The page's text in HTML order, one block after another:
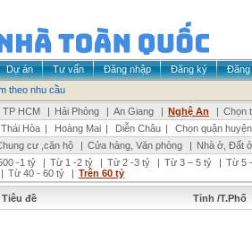
Dự án Tư vấn Đăng nhập Đăng ký
Đăng
theo nhu cầu
TP HCM | Hải Phòng | An Giang | Nghệ An | Chọn
Thái Hòa | Hoàng Mai | Diễn Châu |
Chọn quận
cư ,căn hộ | Cửa hàng, Văn phòng | Nhà ở, Đất ở
-1 tỷ | Từ 1 -2 tỷ | Từ 2 -3 tỷ | Từ 3 – 5 tỷ | Từ 5
| Từ 40 - 60 tỷ | Trên 60 tỷ
Tiêu đề Tỉnh /T.Phố